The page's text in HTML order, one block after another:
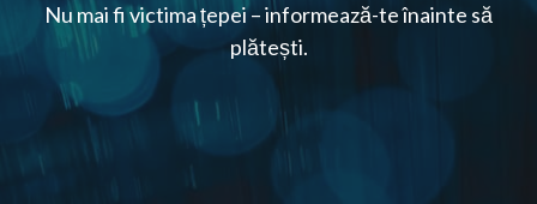
Nu mai fi victima țepei – informează-te înainte să
plătești.